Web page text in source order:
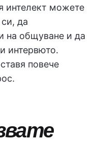
интелект можете
да
на общуване и да
интервюто.
повече